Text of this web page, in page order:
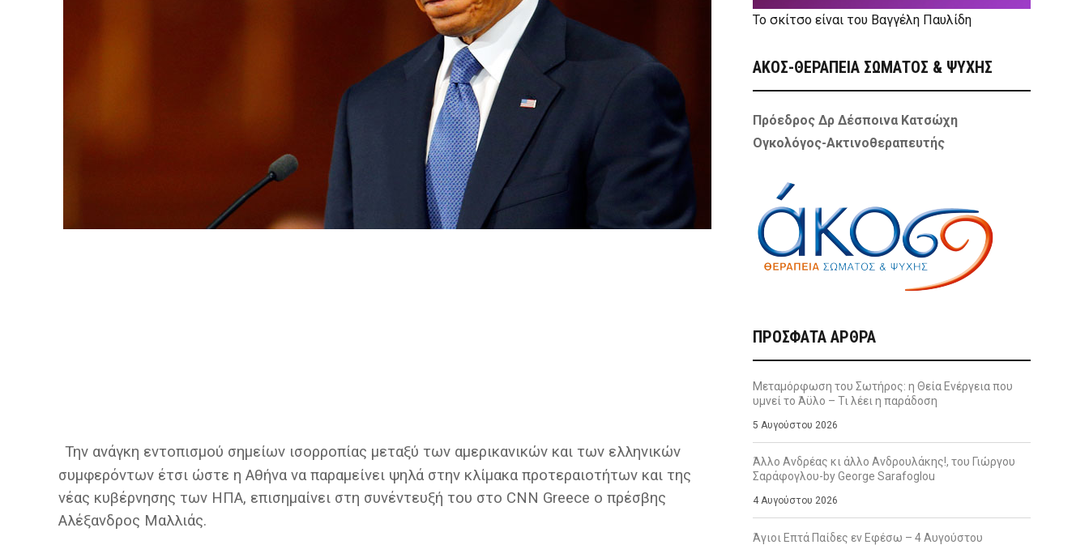
Την ανάγκη εντοπισμού σημείων ισορροπίας μεταξύ των αμερικανικών και των ελληνικών
συμφερόντων έτσι ώστε η Αθήνα να παραμείνει ψηλά στην κλίμακα προτεραιοτήτων και της
νέας κυβέρνησης των ΗΠΑ, επισημαίνει στη συνέντευξή του στο CNN Greece o πρέσβης
Αλέξανδρος Μαλλιάς.
Το σκίτσο είναι του Βαγγέλη Παυλίδη
ΑΚΟΣ-ΘΕΡΑΠΕΙΑ ΣΩΜΑΤΟΣ & ΨΥΧΗΣ
Πρόεδρος Δρ Δέσποινα Κατσώχη
Ογκολόγος-Ακτινοθεραπευτής
ΠΡΌΣΦΑΤΑ ΆΡΘΡΑ
Μεταμόρφωση του Σωτήρος: η Θεία Ενέργεια που
υμνεί το Άϋλο – Τι λέει η παράδοση
5 Αυγούστου 2026
Άλλο Ανδρέας κι άλλο Ανδρουλάκης!, του Γιώργου
Σαράφογλου-by George Sarafoglou
4 Αυγούστου 2026
Άγιοι Επτά Παίδες εν Εφέσω – 4 Αυγούστου